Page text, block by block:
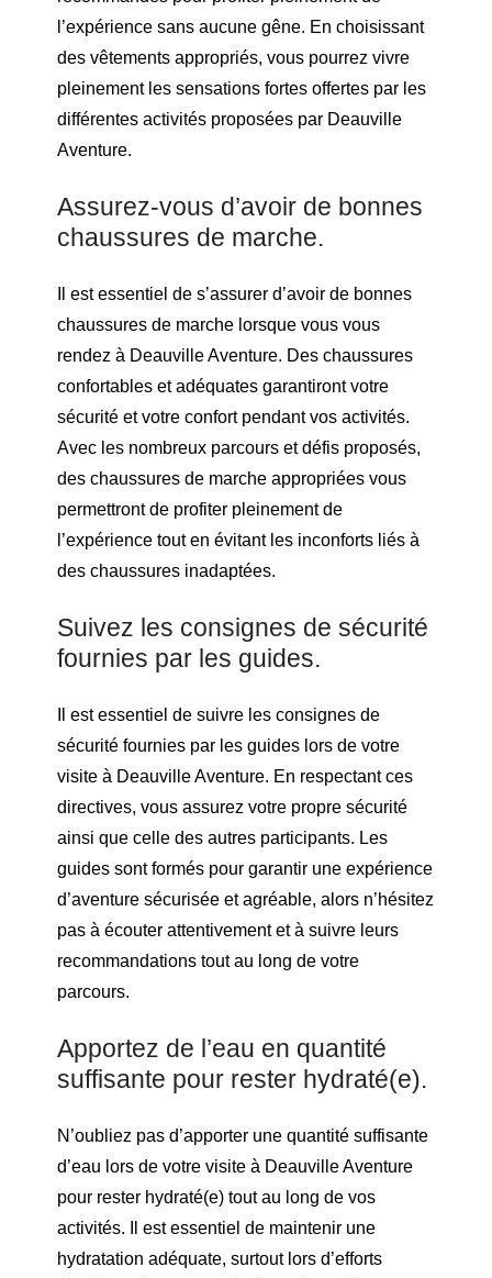
l’expérience sans aucune gêne. En choisissant
des vêtements appropriés, vous pourrez vivre
pleinement les sensations fortes offertes par les
différentes activités proposées par Deauville
Aventure.
Assurez-vous d’avoir de bonnes
chaussures de marche.
Il est essentiel de s’assurer d’avoir de bonnes
chaussures de marche lorsque vous vous
rendez à Deauville Aventure. Des chaussures
confortables et adéquates garantiront votre
sécurité et votre confort pendant vos activités.
Avec les nombreux parcours et défis proposés,
des chaussures de marche appropriées vous
permettront de profiter pleinement de
l’expérience tout en évitant les inconforts liés à
des chaussures inadaptées.
Suivez les consignes de sécurité
fournies par les guides.
Il est essentiel de suivre les consignes de
sécurité fournies par les guides lors de votre
visite à Deauville Aventure. En respectant ces
directives, vous assurez votre propre sécurité
ainsi que celle des autres participants. Les
guides sont formés pour garantir une expérience
d’aventure sécurisée et agréable, alors n’hésitez
pas à écouter attentivement et à suivre leurs
recommandations tout au long de votre
parcours.
Apportez de l’eau en quantité
suffisante pour rester hydraté(e).
N’oubliez pas d’apporter une quantité suffisante
d’eau lors de votre visite à Deauville Aventure
pour rester hydraté(e) tout au long de vos
activités. Il est essentiel de maintenir une
hydratation adéquate, surtout lors d’efforts